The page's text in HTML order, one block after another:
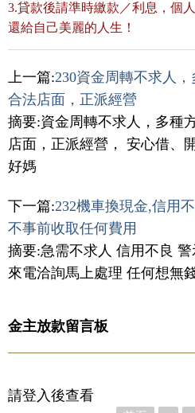
3.貸款後請準時繳款／利息，個
還給自己美麗的人生！
上一篇:230資金周轉不求人
合法店面，正派經營
摘要:資金周轉不求人，多種
店面，正派經營， 安心借、
好媽
下一篇:232機車換現金,信用
不事前收取任何費用
摘要:急需不求人 信用不良
來電洽詢馬上處理 任何想無
金主放款留言板
請登入後查看